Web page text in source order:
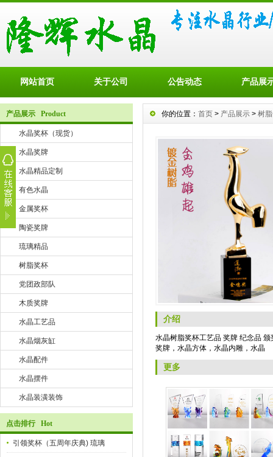
网站首页 关于公司 公告动态 产品展
产品展示 Product
水晶奖杯（现货）
水晶奖牌
水晶精品定制
有色水晶
金属奖杯
陶瓷奖牌
琉璃精品
树脂奖杯
党团政部队
木质奖牌
水晶工艺品
水晶烟灰缸
水晶配件
水晶摆件
水晶装潢装饰
点击排行 Hot
引领奖杯（五周年庆典) 琉璃
你的位置： 首页 > 产品展示 > 树
介绍
水晶树脂奖杯工艺品 奖牌 纪念品
奖牌，水晶方体，水晶内雕，水晶
更多